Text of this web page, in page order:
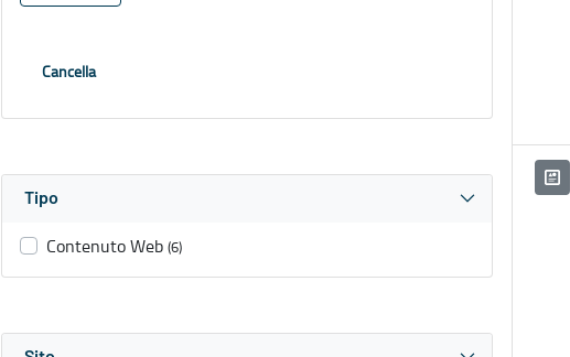
Cancella
Tipo
Contenuto Web (6)